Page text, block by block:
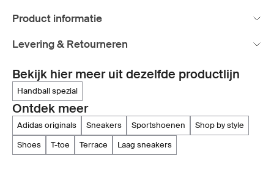
Product informatie
Levering & Retourneren
Bekijk hier meer uit dezelfde productlijn
handball spezial
Ontdek meer
adidas originals sneakers sportshoenen
shop by style
shoes
t-toe terrace laag sneakers